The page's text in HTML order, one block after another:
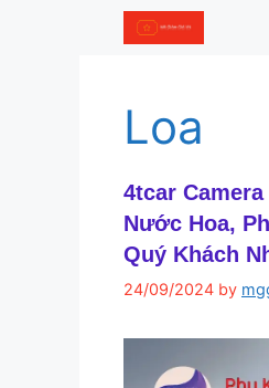
Loa
4tcar
Nước Hoa,
Quý Khách
24/09/2024 by